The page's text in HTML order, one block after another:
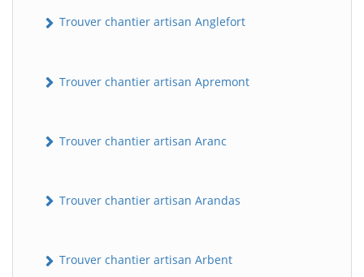
Trouver chantier artisan Anglefort
Trouver chantier artisan Apremont
Trouver chantier artisan Aranc
Trouver chantier artisan Arandas
Trouver chantier artisan Arbent